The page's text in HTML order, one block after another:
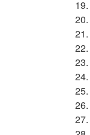
19.
20.
21.
22.
23.
24.
25.
26.
27.